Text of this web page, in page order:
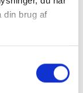
din brug af
i
).
efter